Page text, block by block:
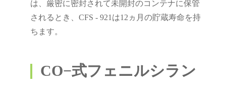
は、厳密に密封されて未開封のコンテナに保管
されるとき、CFS - 921は12ヵ月の貯蔵寿命を持
ちます。
CO−式フェニルシラン